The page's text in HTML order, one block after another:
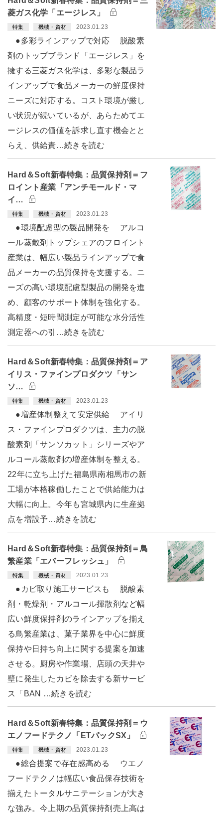
菱ガス化学「エージレス」
特集 機械・資材 2023.01.23
●多彩ラインアップで対応 脱酸素
剤のトップブランド「エージレス」を
擁する三菱ガス化学は、多彩な製品ラ
インアップで食品メーカーの鮮度保持
ニーズに対応する。コスト環境が厳し
い状況が続いているが、あらためてエ
ージレスの価値を訴求し直す機会とと
らえ、供給責…続きを読む
Hard＆Soft新春特集：品質保持剤＝フ
ロイント産業「アンチモールド・マ
イ…
特集 機械・資材 2023.01.23
●環境配慮型の製品開発を アルコ
ール蒸散剤トップシェアのフロイント
産業は、幅広い製品ラインアップで食
品メーカーの品質保持を支援する。ニ
ーズの高い環境配慮型製品の開発を進
め、顧客のサポート体制を強化する。
高精度・短時間測定が可能な水分活性
測定器への引…続きを読む
Hard＆Soft新春特集：品質保持剤＝ア
イリス・ファインプロダクツ「サン
ソ…
特集 機械・資材 2023.01.23
●増産体制整えて安定供給 アイリ
ス・ファインプロダクツは、主力の脱
酸素剤「サンソカット」シリーズやア
ルコール蒸散剤の増産体制を整える。
22年に立ち上げた福島県南相馬市の新
工場が本格稼働したことで供給能力は
大幅に向上。今年も宮城県内に生産拠
点を増設予…続きを読む
Hard＆Soft新春特集：品質保持剤＝鳥
繁産業「エバーフレッシュ」
特集 機械・資材 2023.01.23
●カビ取り施工サービスも 脱酸素
剤・乾燥剤・アルコール揮散剤など幅
広い鮮度保持剤のラインアップを揃え
る鳥繁産業は、菓子業界を中心に鮮度
保持や日持ち向上に関する提案を加速
させる。厨房や作業場、店頭の天井や
壁に発生したカビを除去する新サービ
ス「BAN …続きを読む
Hard＆Soft新春特集：品質保持剤＝ウ
エノフードテクノ「ETパックSX」
特集 機械・資材 2023.01.23
●総合提案で存在感高める ウエノ
フードテクノは幅広い食品保存技術を
揃えたトータルサニテーションが大き
な強み。今上期の品質保持剤売上高は